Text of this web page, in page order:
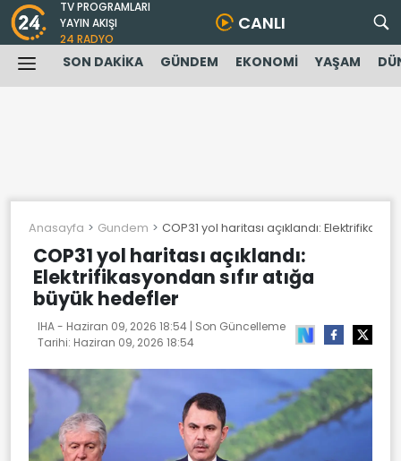
TV PROGRAMLARI
YAYIN AKIŞI
24 RADYO
CANLI
SON DAKİKA GÜNDEM EKONOMİ YAŞAM
Anasayfa Gundem COP31 yol haritası açıklandı:
COP31 yol haritası açıklandı:
Elektrifikasyondan sıfır atığa
büyük hedefler
IHA - Haziran 09, 2026 18:54 | Son Güncelleme
Tarihi: Haziran 09, 2026 18:54